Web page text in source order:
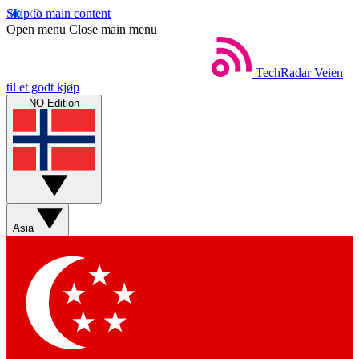
Skip to main content
Open menu Close main menu
TechRadar Veien
til et godt kjøp
NO Edition
Asia